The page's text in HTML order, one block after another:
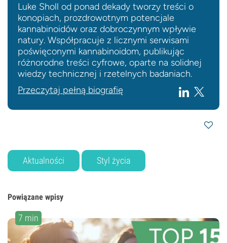
Luke Sholl od ponad dekady tworzy treści o
konopiach, prozdrowotnym potencjale
kannabinoidów oraz dobroczynnym wpływie
natury. Współpracuje z licznymi serwisami
poświęconymi kannabinoidom, publikując
różnorodne treści cyfrowe, oparte na solidnej
wiedzy technicznej i rzetelnych badaniach.
Przeczytaj pełną biografię
Aktualności Styl życia
Powiązane wpisy
7 min